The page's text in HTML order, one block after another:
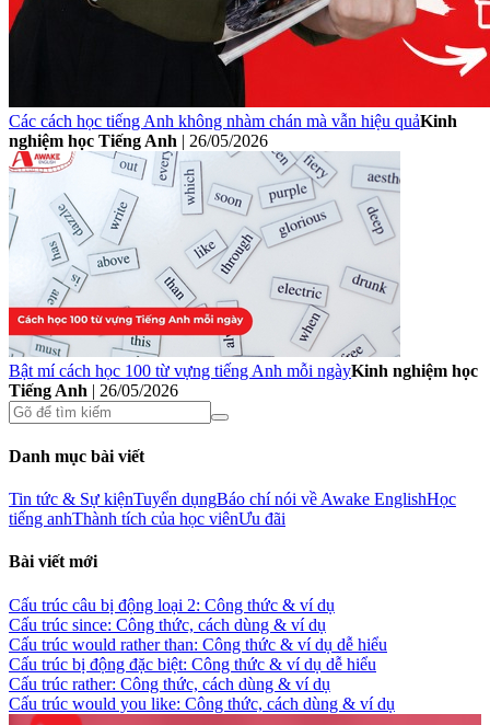
Các cách học tiếng Anh không nhàm chán mà vẫn hiệu quảKinh
nghiệm học Tiếng Anh | 26/05/2026
Bật mí cách học 100 từ vựng tiếng Anh mỗi ngàyKinh nghiệm học
Tiếng Anh | 26/05/2026
Danh mục bài viết
Tin tức & Sự kiệnTuyển dụngBáo chí nói về Awake EnglishHọc
tiếng anhThành tích của học viênƯu đãi
Bài viết mới
Cấu trúc câu bị động loại 2: Công thức & ví dụ
Cấu trúc since: Công thức, cách dùng & ví dụ
Cấu trúc would rather than: Công thức & ví dụ dễ hiểu
Cấu trúc bị động đặc biệt: Công thức & ví dụ dễ hiểu
Cấu trúc rather: Công thức, cách dùng & ví dụ
Cấu trúc would you like: Công thức, cách dùng & ví dụ